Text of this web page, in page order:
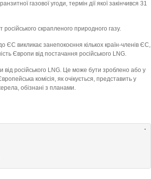
газової угоди, термін дії якої закінчився 31
скрапленого природного газу.
ЄС викликає занепокоєння кількох країн-членів ЄС,
Європи від постачання російського LNG.
від російського LNG. Це може бути зроблено або у
комісія, як очікується, представить у
обізнані з планами.